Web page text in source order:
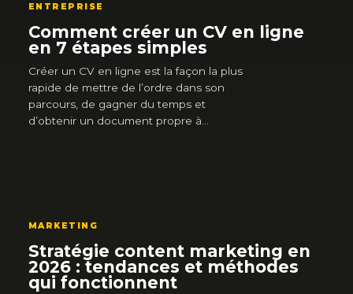
ENTREPRISE
Comment créer un CV en ligne
en 7 étapes simples
Créer un CV en ligne est la façon la plus
rapide de mettre de l’ordre dans son
parcours, de gagner du temps et
d’obtenir un document propre à…
MARKETING
Stratégie content marketing en
2026 : tendances et méthodes
qui fonctionnent